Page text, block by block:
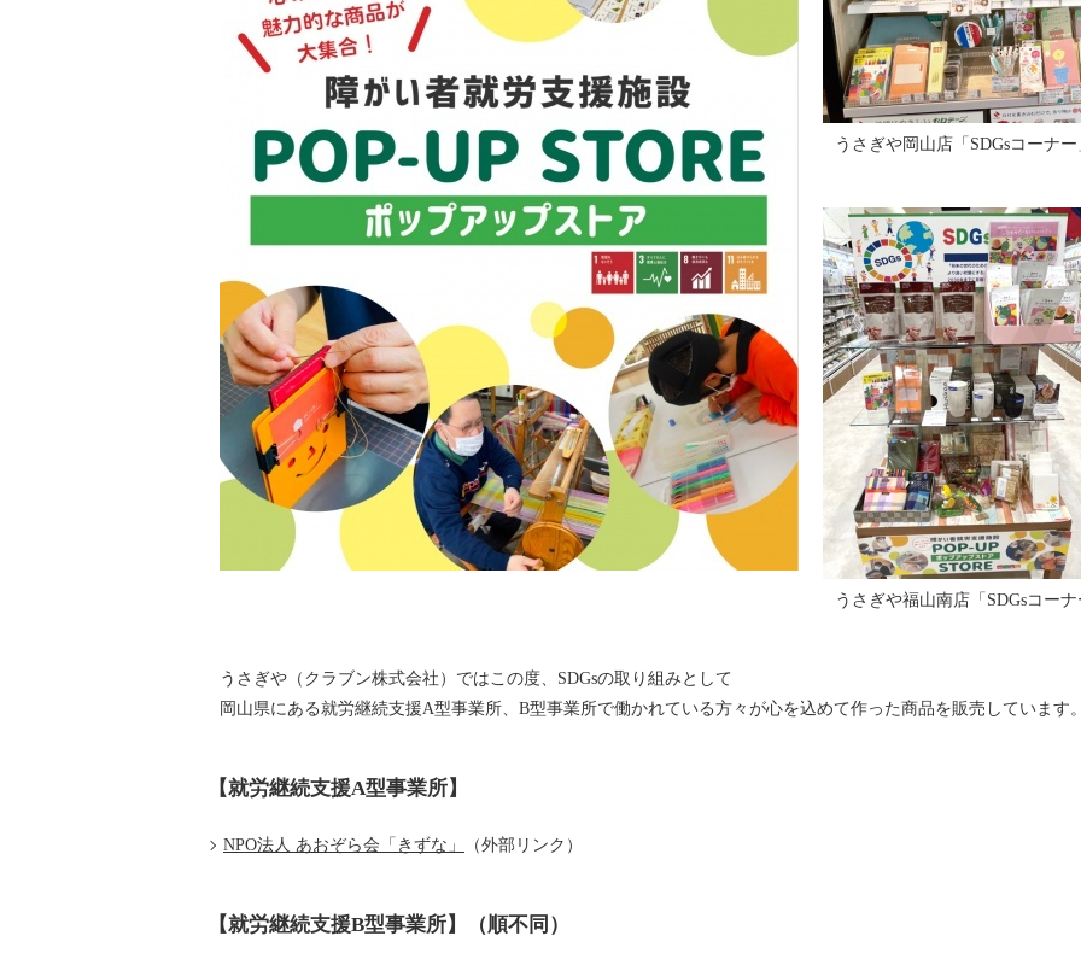
うさぎや岡山店「SDGsコーナー
うさぎや福山南店「SDGsコー
うさぎや（クラブン株式会社）ではこの度、SDGsの取り組みとして
岡山県にある就労継続支援A型事業所、B型事業所で働かれている方々が心を込めて作った商品を販売しています
【就労継続支援A型事業所】
NPO法人 あおぞら会「きずな」 （外部リンク）
【就労継続支援B型事業所】（順不同）